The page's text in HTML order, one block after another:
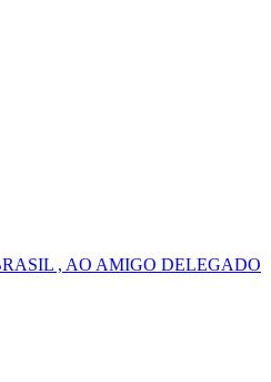
, AO AMIGO DELEGADO